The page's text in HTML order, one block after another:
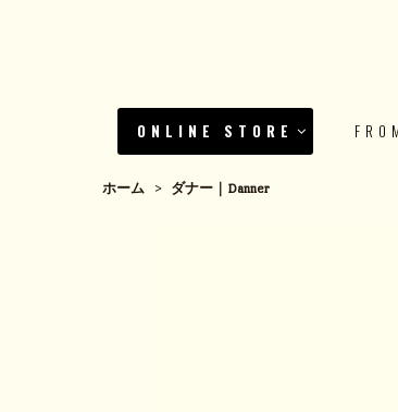
ONLINE STORE
ホーム > ダナー｜Danner